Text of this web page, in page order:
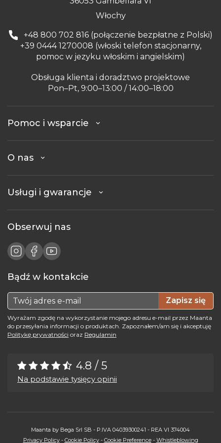
Włochy
+48 800 702 816 (połączenie bezpłatne z Polski)
+39 0444 1270008 (włoski telefon stacjonarny,
pomoc w jezyku włoskim i angielskim)
Obsługa klienta i doradztwo projektowe
Pon–Pt, 9:00–13:00 / 14:00–18:00
Pomoc i wsparcie
O nas
Usługi i gwarancje
Obserwuj nas
Bądź w kontakcie
Zapisz się
Wyrażam zgodę na wykorzystanie mojego adresu e-mail przez Maanta
do przesyłania informacji o produktach. Zapoznałem/am się i akceptuję
Politykę prywatności oraz Regulamin
4.8 / 5
Na podstawie tysięcy opinii
Maanta by Bega Srl SB - P.IVA 04039300241 - REA VI 374004
Privacy Policy- Cookie Policy- Cookie Preference- Whistleblowing